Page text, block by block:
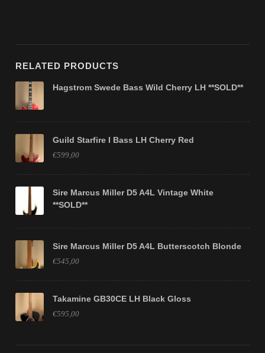
RELATED PRODUCTS
Hagstrom Swede Bass Wild Cherry LH **SOLD**
Guild Starfire I Bass LH Cherry Red
€599,00
Sire Marcus Miller D5 A4L Vintage White
**SOLD**
Sire Marcus Miller D5 A4L Butterscotch Blonde
€545,00
Takamine GB30CE LH Black Gloss
€595,00